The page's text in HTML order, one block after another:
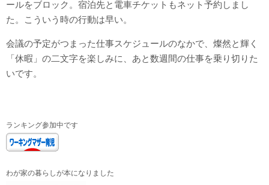
ールをブロック。宿泊先と電車チケットもネット予約しまし
た。こういう時の行動は早い。
会議の予定がつまった仕事スケジュールのなかで、燦然と輝く
「休暇」の二文字を楽しみに、あと数週間の仕事を乗り切りた
いです。
ランキング参加中です
わが家の暮らしが本になりました